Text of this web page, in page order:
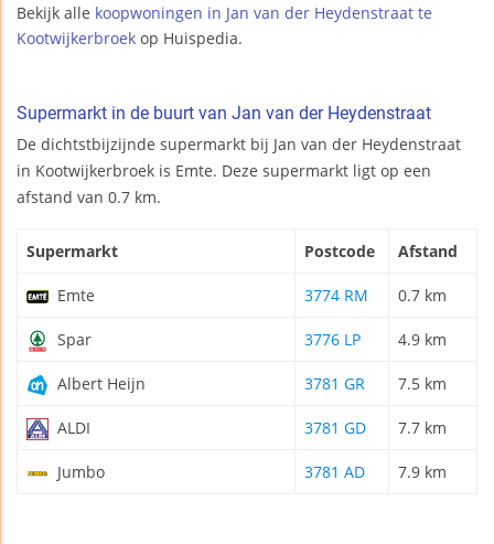
Bekijk alle koopwoningen in Jan van der Heydenstraat te
Kootwijkerbroek op Huispedia.
Supermarkt in de buurt van Jan van der Heydenstraat
De dichtstbijzijnde supermarkt bij Jan van der Heydenstraat
in Kootwijkerbroek is Emte. Deze supermarkt ligt op een
afstand van 0.7 km.
Supermarkt Postcode Afstand
Emte 3774 RM 0.7 km
Spar 3776 LP 4.9 km
Albert Heijn 3781 GR 7.5 km
ALDI 3781 GD 7.7 km
Jumbo 3781 AD 7.9 km